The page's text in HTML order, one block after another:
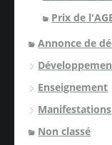
Prix de
Annonce de
Enseignement
Manifestations
Non classé